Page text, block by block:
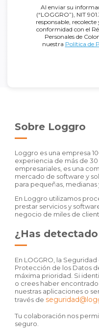
Al enviar su
(“LOGGRO”), NIT
responsable,
conformidad con el
Personales de
nuestra Política de
Sobre Loggro
Loggro es una empresa
experiencia de más de
empresariales, es una
mercado de software y
para pequeñas, medianas
En Loggro utilizamos
prestar servicios y
negocio de miles de
¿Has
En LOGGRO, la
Protección de los Datos
máxima prioridad. Si
o crees haber
nuestras aplicaciones o
través de
Tu colaboración nos
seguro.